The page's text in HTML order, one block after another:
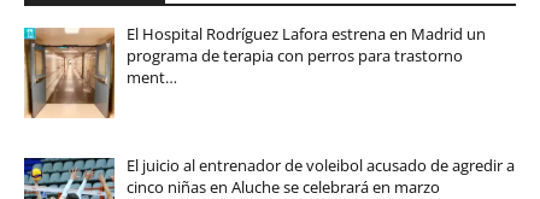
El Hospital Rodríguez Lafora estrena en Madrid un
programa de terapia con perros para trastorno
ment…
El juicio al entrenador de voleibol acusado de agredir a
cinco niñas en Aluche se celebrará en marzo